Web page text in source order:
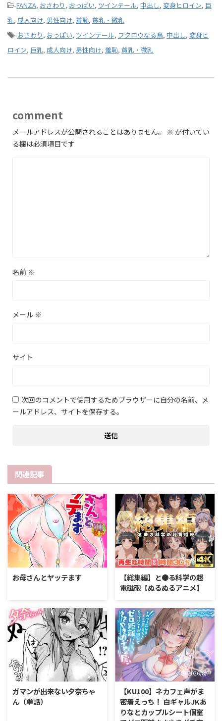
-FANZA, おさわり , おっぱい, ツインテール, 中出し, 変身ヒロイン, 巨
乳, 成人向け, 男性向け, 羞恥, 貧乳・微乳
-おさわり , おっぱい, ツインテール, フクロウなる鳥, 中出し, 変身ヒ
ロイン, 巨乳, 成人向け, 男性向け, 羞恥, 貧乳・微乳
comment
メールアドレスが公開されることはありません。 ※ が付いてい
る欄は必須項目です
名前 ※
メール ※
サイト
次回のコメントで使用するためブラウザーに自分の名前、メ
ールアドレス、サイトを保存する。
関連記事
2026/8/7
お母さんとヤッテます
2026/8/7
【総集編】と●る科学の超
電磁砲【ぬるぬるアニメ】
2026/8/7
ガマンが出来ない夕奈ちゃ
ん（単話）
2026/8/7
【KU100】ネカフェ声がま
密着えっち！ 白ギャルJKあ
りなとカップルシート個室